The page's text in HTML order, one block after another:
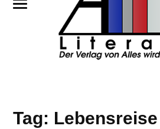
Tag: Lebensreise